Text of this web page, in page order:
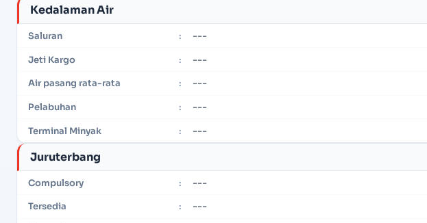
Kedalaman Air
Saluran : ---
Jeti Kargo : ---
Air pasang rata-rata : ---
Pelabuhan : ---
Terminal Minyak : ---
Juruterbang
Compulsory : ---
Tersedia : ---